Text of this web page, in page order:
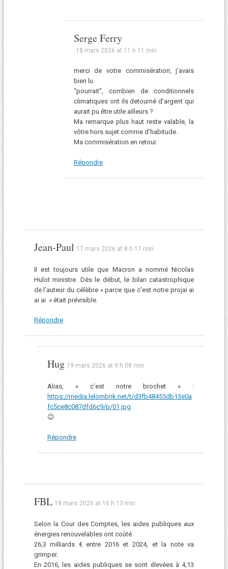
Serge Ferry
18 mars 2026 at 11 h 11 min
merci de votre commisération, j’avais
bien lu.
“pourrait”, combien de conditionnels
climatiques ont ils detourné d’argent qui
aurait pu être utile ailleurs ?
Ma remarque plus haut reste valable, la
vôtre hors sujet comme d’habitude.
Ma commisération en retour.
Répondre
Jean-Paul 17 mars 2026 at 8 h 17 min
Il est toujours utile que Macron a nommé Nicolas
Hulot ministre. Dès le début, le bilan catastrophique
de l’auteur du célèbre « parce que c’est notre projai ai
ai ai » était prévisible.
Répondre
Hug 19 mars 2026 at 9 h 08 min
Alias, « c’est notre brochet » :
https://media.lelombrik.net/t/d3fb48455db13e0a
fc5ce8c087dfd6c9/p/01.jpg
😉
Répondre
FBL 18 mars 2026 at 16 h 13 min
Selon la Cour des Comptes, les aides publiques aux
énergies renouvelables ont coûté
26,3 milliards € entre 2016 et 2024, et la note va
grimper.
En 2016, les aides publiques se sont élevées à 4,13